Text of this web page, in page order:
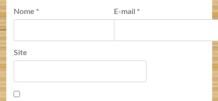
Nome * E-mail *
Site